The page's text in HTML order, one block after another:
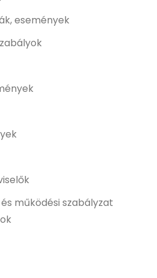
események
működési szabályzat